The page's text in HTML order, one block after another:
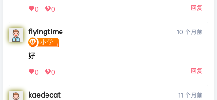
0 0 回复
flyingtime 10 个月前
好
0 0 回复
kaedecat 11 个月前